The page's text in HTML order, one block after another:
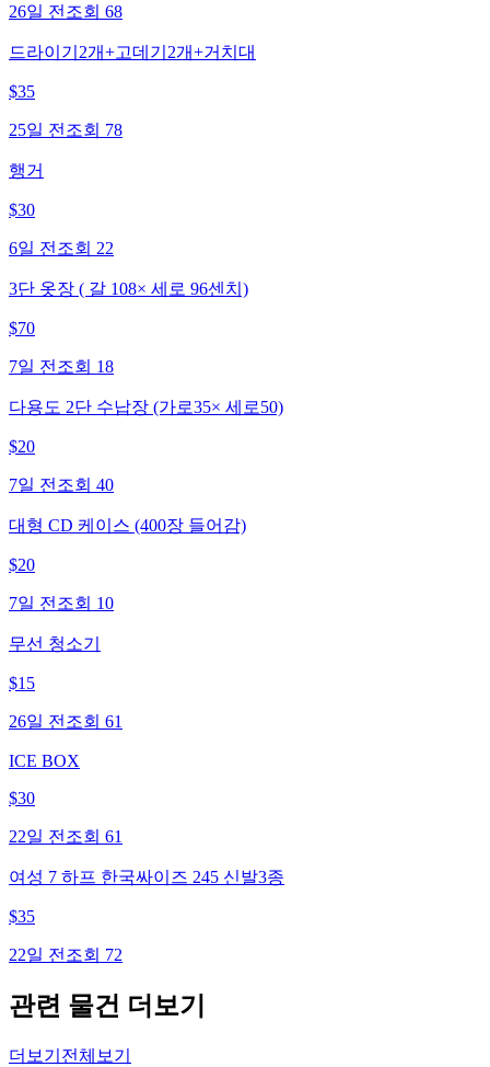
26일 전 조회 68
드라이기2개+고데기2개+거치대
$35
25일 전 조회 78
행거
$30
6일 전 조회 22
3단 옷장 ( 갈 108× 세로 96센치)
$70
7일 전 조회 18
다용도 2단 수납장 (가로35× 세로50)
$20
7일 전 조회 40
대형 CD 케이스 (400장 들어감)
$20
7일 전 조회 10
무선 청소기
$15
26일 전 조회 61
ICE BOX
$30
22일 전 조회 61
여성 7 하프 한국싸이즈 245 신발3종
$35
22일 전 조회 72
관련 물건 더보기
더보기 전체보기